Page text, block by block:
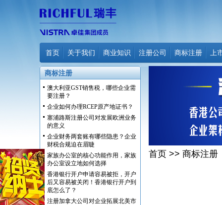
首页 关于我们 商业知识 注册公司 商标注册 上
商标注册
澳大利亚GST销售税，哪些企业需
要注册？
企业如何办理RCEP原产地证书？
塞浦路斯注册公司对发展欧洲业务
的意义
企业财务两套账有哪些隐患？企业
财税合规迫在眉睫
家族办公室的核心功能作用，家族
办公室设立地如何选择
香港银行开户申请容易被拒，开户
后又容易被关闭！香港银行开户到
底怎么了？
注册加拿大公司对企业拓展北美市
首页 >> 商标注册